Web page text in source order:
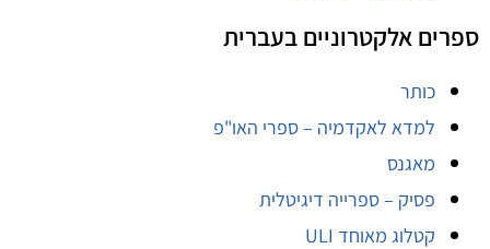
ספרים אלקטרוניים בעברית
כותר
למדא לאקדמיה – ספרי האו"פ
מאגנס
פסיק – ספרייה דיגיטלית
קטלוג מאוחד ULI